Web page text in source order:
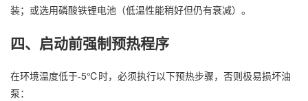
装；或选用磷酸铁锂电池（低温性能稍好但仍有衰减）。
四、启动前强制预热程序
在环境温度低于-5℃时，必须执行以下预热步骤，否则极易损坏油
泵：